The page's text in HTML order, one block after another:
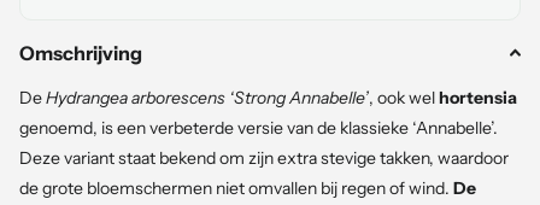
Omschrijving
DeHydrangea arborescens ‘Strong Annabelle’, ook welhortensia
genoemd, is een verbeterde versie van de klassieke ‘Annabelle’.
Deze variant staat bekend om zijn extra stevige takken, waardoor
de grote bloemschermen niet omvallen bij regen of wind. De